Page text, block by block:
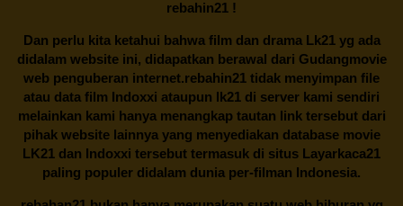
rebahin21 !
Dan perlu kita ketahui bahwa film dan dramaLk21yg ada
didalam website ini, didapatkan berawal dari Gudangmovie
web penguberan internet.rebahin21 tidak menyimpan file
atau data film Indoxxi ataupun lk21 di server kami sendiri
melainkan kami hanya menangkap tautan link tersebut dari
pihak website lainnya yang menyediakan database movie
LK21 dan Indoxxi tersebut termasuk di situs Layarkaca21
paling populer didalam dunia per-filman Indonesia.